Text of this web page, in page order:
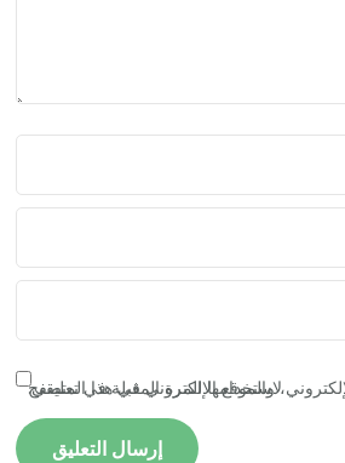
احفظ اسمي، بريدي الإلكتروني، والموقع الإلكتروني في هذا المتصفح لاستخدامها المرة المقبلة في تعليقي.